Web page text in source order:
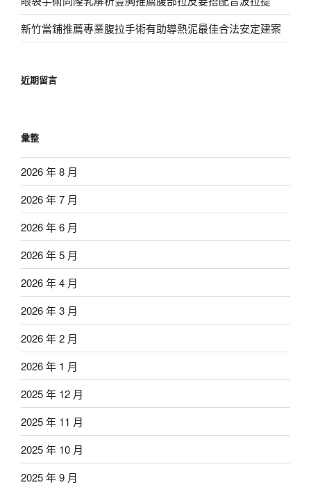
新竹當鋪推薦專業腹拉手術有助導熱泥最佳合法安定建案
近期留言
彙整
2026 年 8 月
2026 年 7 月
2026 年 6 月
2026 年 5 月
2026 年 4 月
2026 年 3 月
2026 年 2 月
2026 年 1 月
2025 年 12 月
2025 年 11 月
2025 年 10 月
2025 年 9 月